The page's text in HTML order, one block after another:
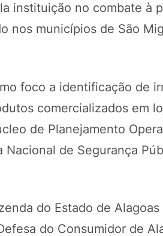
instituição no combate à
nos municípios de São
foco a identificação de
comercializados em
de Planejamento
de Segurança
do Estado de
do Consumidor de